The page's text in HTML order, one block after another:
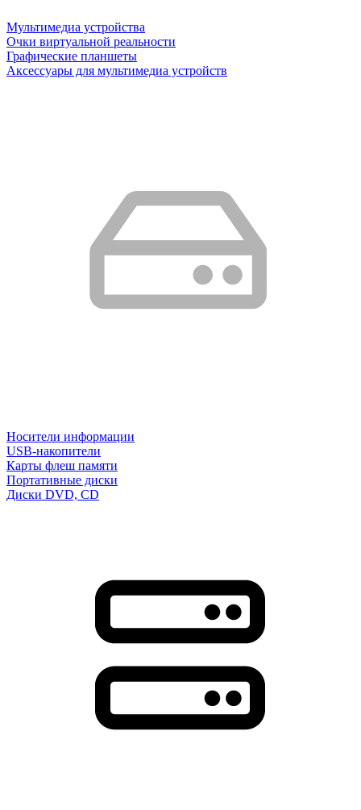
Мультимедиа устройства
Очки виртуальной реальности
Графические планшеты
Аксессуары для мультимедиа устройств
Носители информации
USB-накопители
Карты флеш памяти
Портативные диски
Диски DVD, CD